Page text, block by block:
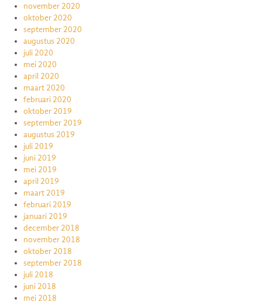
november 2020
oktober 2020
september 2020
augustus 2020
juli 2020
mei 2020
april 2020
maart 2020
februari 2020
oktober 2019
september 2019
augustus 2019
juli 2019
juni 2019
mei 2019
april 2019
maart 2019
februari 2019
januari 2019
december 2018
november 2018
oktober 2018
september 2018
juli 2018
juni 2018
mei 2018